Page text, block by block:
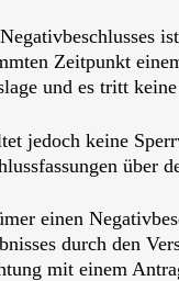
Zeitpunkt
und es tritt
jedoch keine
über
einen
durch den
mit einem